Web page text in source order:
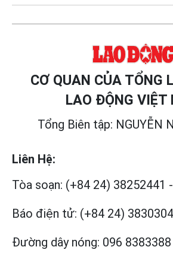
CƠ QUAN CỦA TỔNG
LAO ĐỘNG VIỆT
Tổng Biên tập: NGUYỄN
Liên Hệ:
Tòa soạn: (+84 24) 38252441 -
Báo điện tử: (+84 24)
Đường dây nóng: 096 8383388